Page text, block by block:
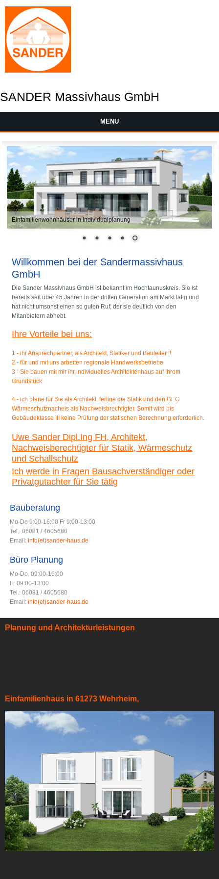
SANDER Massivhaus GmbH
MENU
Einfamilienwohnhäuser in Individualplanung
Willkommen bei der Sandermassivhaus
GmbH
Die Sander Massivhaus GmbH ist bekannt im Hochtaunuskreis. Sie ist
bereits seit über 45 Jahren in der dritten Generation am Markt tätig und
hat nicht umsonst einen so guten Ruf, der sie deutlich von den
Mitanbietern abhebt.
Ihre Vorteile bei uns:
1 - ihr Ansprechpartner, als Architekt, Statiker und Bauleiter !!
2 - für und mit uns arbeiten regionale Handwerksbetriebe
3 - Sie bauen mit mir ihr individuelles Architektenhaus auf Ihrem
Grundstück
4 - ich plane für Sie als Architekt, fertige die Statik und den GEG
Wärmeschutznacheis als Nachweisbrechtigter. Somit wird bis
Gebäudeklasse III keine Prüfung der statischen Berechnung erforderlich.
Uwe Sander Dipl.Ing FH, Architekt,
Nachweisberechtigter für Statik, Wärmeschutz
und Schallschutz
Ich werde in Fragen Bausachverständiger oder
Privatgutachter für Sie tätig
Bauberatung
Mo-Do 9:00-16:00 Fr 9:00-13:00
Tel.: 06081 / 4605680
Email: info(et)sander-haus.de
Büro Planung
Mo-Do. 09:00-16:00
Fr 09:00-13:00
Tel.: 06081 / 4605680
Email: info(et)sander-haus.de
Planung und Architekturleistungen
Einfamilienhaus in 61273 Wehrheim,